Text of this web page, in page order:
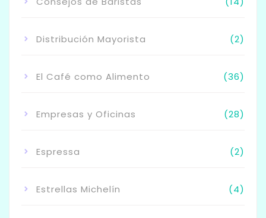
Distribución Mayorista (2)
El Café como Alimento (36)
Empresas y Oficinas (28)
Espressa (2)
Estrellas Michelín (4)